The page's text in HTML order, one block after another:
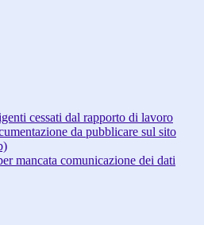
cessati dal rapporto di lavoro
da pubblicare sul sito
mancata comunicazione dei dati